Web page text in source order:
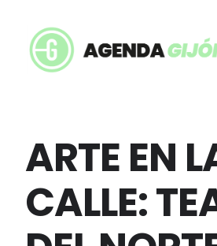
ARTE EN
CALLE: